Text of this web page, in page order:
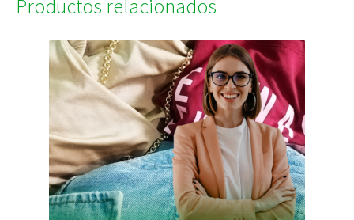
Productos relacionados